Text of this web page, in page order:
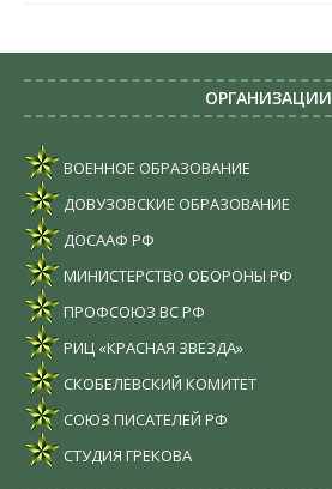
ОРГАНИЗАЦИИ
ВОЕННОЕ ОБРАЗОВАНИЕ
ДОВУЗОВСКИЕ ОБРАЗОВАНИЕ
ДОСААФ РФ
МИНИСТЕРСТВО ОБОРОНЫ РФ
ПРОФСОЮЗ ВС РФ
РИЦ «КРАСНАЯ ЗВЕЗДА»
СКОБЕЛЕВСКИЙ КОМИТЕТ
СОЮЗ ПИСАТЕЛЕЙ РФ
СТУДИЯ ГРЕКОВА